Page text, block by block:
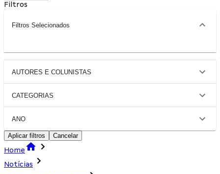
Filtros
Filtros Selecionados
AUTORES E COLUNISTAS
CATEGORIAS
ANO
Aplicar filtros Cancelar
Home
Notícias